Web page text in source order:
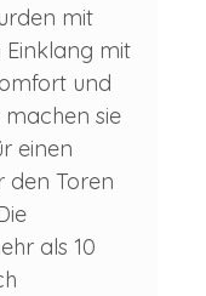
mit
Einklang mit
und
sie
einen
den Toren
als 10